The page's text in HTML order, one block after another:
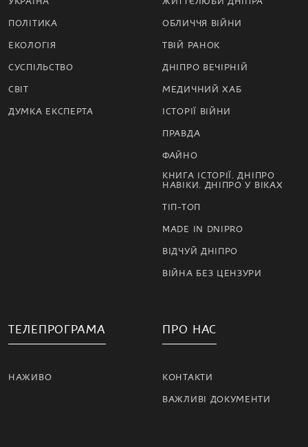
ПОЛІТИКА
ЕКОЛОГІЯ
СУСПІЛЬСТВО
СВІТ
ДУМКА ЕКСПЕРТА
ОБЛИЧЧЯ ВІЙНИ
ТВІЙ РАНОК
ДНІПРО ВЕЧІРНІЙ
МЕДИЧНИЙ ХАБ
ІСТОРІЇ ВІЙНИ
ПРАВДА
ФАЙНО
КНИГА ІСТОРІЇ. ДНІПРО
НАВІКИ. ДНІПРО У ВІКАХ
ТІП-ТОП
MADE IN DNIPRO
ВІДЧУЙ ДНІПРО
ВІЙНА БЕЗ ЦЕНЗУРИ
ТЕЛЕПРОГРАМА
НАЖИВО
ПРО НАС
КОНТАКТИ
ВАЖЛИВІ ДОКУМЕНТИ